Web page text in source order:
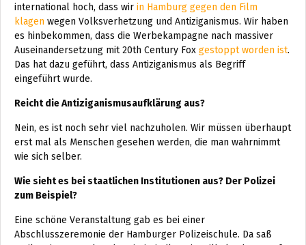
international hoch, dass wir in Hamburg gegen den Film
klagen wegen Volksverhetzung und Antiziganismus. Wir haben
es hinbekommen, dass die Werbekampagne nach massiver
Auseinandersetzung mit 20th Century Fox gestoppt worden ist.
Das hat dazu geführt, dass Antiziganismus als Begriff
eingeführt wurde.
Reicht die Antiziganismusaufklärung aus?
Nein, es ist noch sehr viel nachzuholen. Wir müssen überhaupt
erst mal als Menschen gesehen werden, die man wahrnimmt
wie sich selber.
Wie sieht es bei staatlichen Institutionen aus? Der Polizei
zum Beispiel?
Eine schöne Veranstaltung gab es bei einer
Abschlusszeremonie der Hamburger Polizeischule. Da saß